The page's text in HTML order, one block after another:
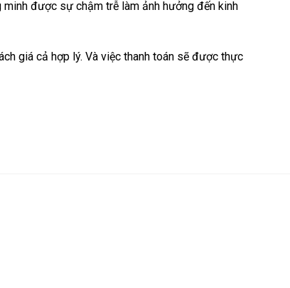
được sự chậm trễ làm ảnh hưởng đến kinh
giá cả hợp lý. Và việc thanh toán sẽ được thực